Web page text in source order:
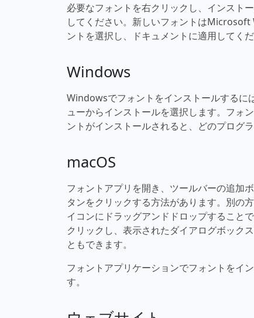
必要なフォントを右クリックし、インス
してください。新しいフォントは
ントを選択し、ドキュメントに適用してくだ
Windows
Windowsでフォントをインストールするに
ューからインストールを選択します。フォ
ントがインストールされると、どのプログ
macOS
フォントアプリを開き、ツールバーの追加
タンをクリックする方法があります。別の
イコンにドラッグアンドドロップすること
クリックし、表示されたダイアログボック
ともできます。
フォントアプリケーションでフォントをイ
す。